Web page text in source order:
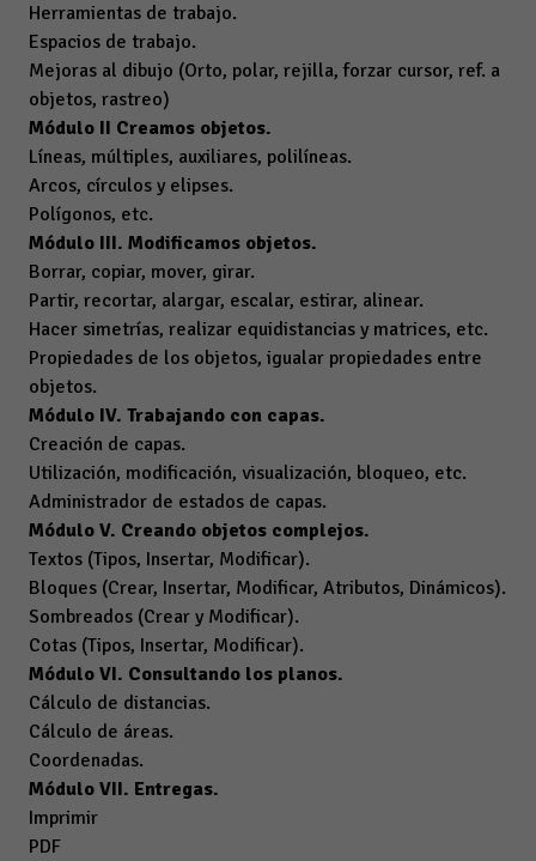
Herramientas de trabajo.
Espacios de trabajo.
Mejoras al dibujo (Orto, polar, rejilla, forzar cursor, ref. a
objetos, rastreo)
Módulo II Creamos objetos.
Líneas, múltiples, auxiliares, polilíneas.
Arcos, círculos y elipses.
Polígonos, etc.
Módulo III. Modificamos objetos.
Borrar, copiar, mover, girar.
Partir, recortar, alargar, escalar, estirar, alinear.
Hacer simetrías, realizar equidistancias y matrices, etc.
Propiedades de los objetos, igualar propiedades entre
objetos.
Módulo IV. Trabajando con capas.
Creación de capas.
Utilización, modificación, visualización, bloqueo, etc.
Administrador de estados de capas.
Módulo V. Creando objetos complejos.
Textos (Tipos, Insertar, Modificar).
Bloques (Crear, Insertar, Modificar, Atributos, Dinámicos).
Sombreados (Crear y Modificar).
Cotas (Tipos, Insertar, Modificar).
Módulo VI. Consultando los planos.
Cálculo de distancias.
Cálculo de áreas.
Coordenadas.
Módulo VII. Entregas.
Imprimir
PDF